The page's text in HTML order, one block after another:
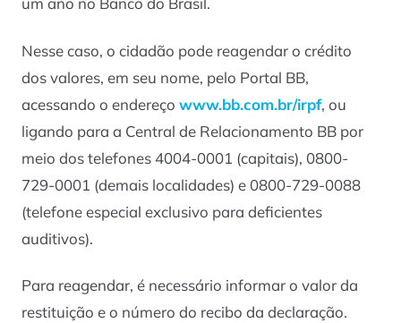
Nesse caso, o cidadão pode reagendar o crédito
dos valores, em seu nome, pelo Portal BB,
acessando o endereço www.bb.com.br/irpf, ou
ligando para a Central de Relacionamento BB por
meio dos telefones 4004-0001 (capitais), 0800-
729-0001 (demais localidades) e 0800-729-0088
(telefone especial exclusivo para deficientes
auditivos).
Para reagendar, é necessário informar o valor da
restituição e o número do recibo da declaração.